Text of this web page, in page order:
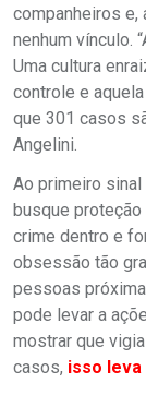
companheiros e,
nenhum vínculo.
Uma cultura
controle e
que 301 casos
Angelini.
Ao primeiro
busque proteção
crime dentro e
obsessão tão
pessoas
pode levar a
mostrar que
casos, isso